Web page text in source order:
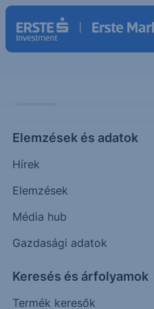
Elemzések és adatok
Hírek
Elemzések
Média hub
Gazdasági adatok
Keresés és árfolyamok
Termék keresők
jegybank
Orsolya
makrogazdasági